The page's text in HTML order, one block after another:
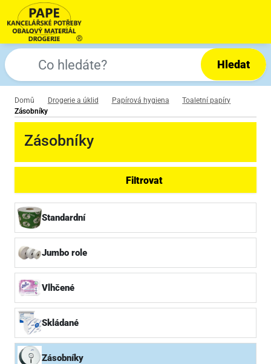
Hledat
Domů Drogerie a úklid Papírová hygiena
Toaletní papíry
Zásobníky
Zásobníky
Filtrovat
Standardní
Jumbo role
Vlhčené
Skládané
Zásobníky